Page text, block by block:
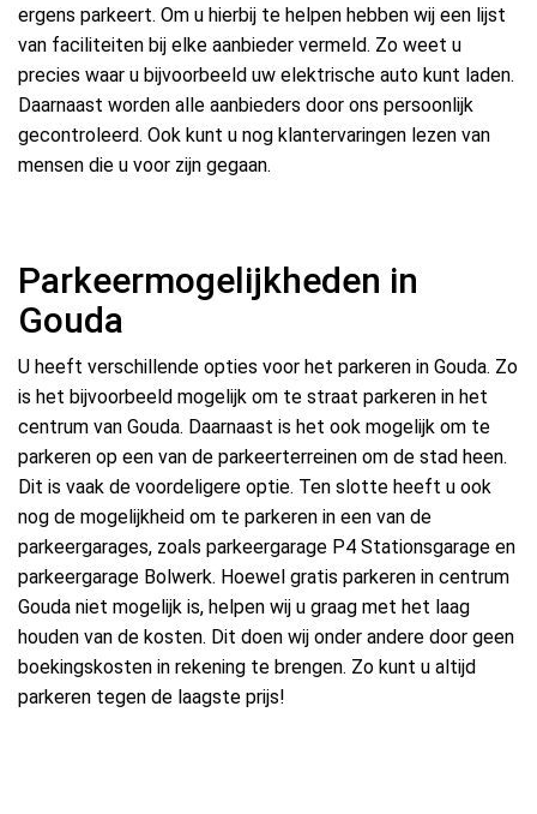
ergens parkeert. Om u hierbij te helpen hebben wij een lijst
van faciliteiten bij elke aanbieder vermeld. Zo weet u
precies waar u bijvoorbeeld uw elektrische auto kunt laden.
Daarnaast worden alle aanbieders door ons persoonlijk
gecontroleerd. Ook kunt u nog klantervaringen lezen van
mensen die u voor zijn gegaan.
Parkeermogelijkheden in
Gouda
U heeft verschillende opties voor het parkeren in Gouda. Zo
is het bijvoorbeeld mogelijk om te straat parkeren in het
centrum van Gouda. Daarnaast is het ook mogelijk om te
parkeren op een van de parkeerterreinen om de stad heen.
Dit is vaak de voordeligere optie. Ten slotte heeft u ook
nog de mogelijkheid om te parkeren in een van de
parkeergarages, zoals parkeergarage P4 Stationsgarage en
parkeergarage Bolwerk. Hoewel gratis parkeren in centrum
Gouda niet mogelijk is, helpen wij u graag met het laag
houden van de kosten. Dit doen wij onder andere door geen
boekingskosten in rekening te brengen. Zo kunt u altijd
parkeren tegen de laagste prijs!